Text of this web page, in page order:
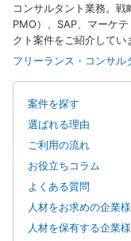
コンサルタント業務。戦
PMO）、SAP、マーケ
クト案件をご紹介してい
フリーランス・コンサル
案件を探す
選ばれる理由
ご利用の流れ
お役立ちコラム
よくある質問
人材をお求めの企業
人材を保有する企業